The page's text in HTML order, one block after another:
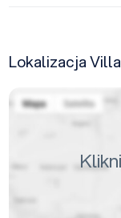
Lokalizacja